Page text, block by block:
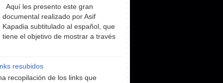
Aquí les presento este gran
documental realizado por Asif
Kapadia subtitulado al español, que
tiene el objetivo de mostrar a través
resubidos
recopilación de los links que